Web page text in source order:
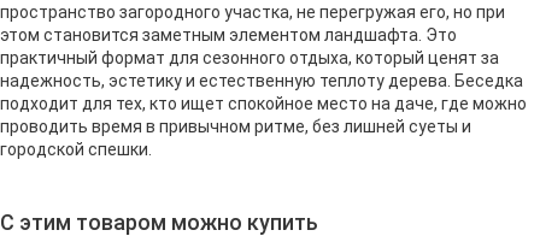
пространство загородного участка, не перегружая его, но при
этом становится заметным элементом ландшафта. Это
практичный формат для сезонного отдыха, который ценят за
надежность, эстетику и естественную теплоту дерева. Беседка
подходит для тех, кто ищет спокойное место на даче, где можно
проводить время в привычном ритме, без лишней суеты и
городской спешки.
С этим товаром можно купить